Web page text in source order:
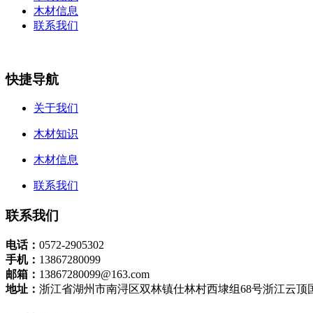
木材信息
联系我们
快捷导航
关于我们
木材知识
木材信息
联系我们
联系我们
电话： 0572-2905302
手机： 13867280099
邮箱： 13867280099@163.com
地址： 浙江省湖州市南浔区双林镇仕林村西埭组68号浙江云顶